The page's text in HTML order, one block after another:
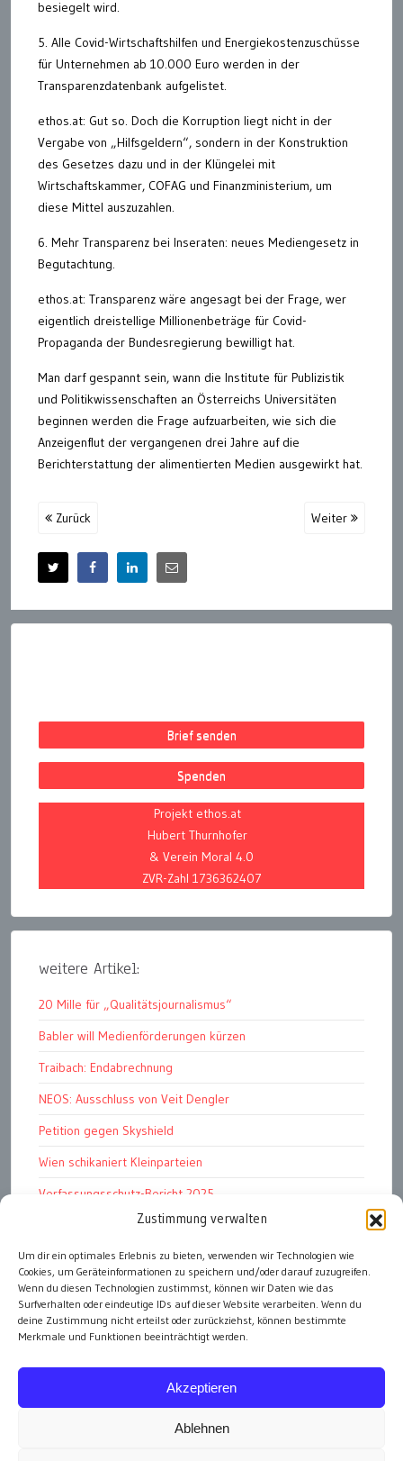
Zustimmung verwalten
Um dir ein optimales Erlebnis zu bieten, verwenden wir Technologien wie
Cookies, um Geräteinformationen zu speichern und/oder darauf zuzugreifen.
Wenn du diesen Technologien zustimmst, können wir Daten wie das
Surfverhalten oder eindeutige IDs auf dieser Website verarbeiten. Wenn du
deine Zustimmung nicht erteilst oder zurückziehst, können bestimmte
Merkmale und Funktionen beeinträchtigt werden.
Akzeptieren
Ablehnen
besiegelt wird.
5. Alle Covid-Wirtschaftshilfen und Energiekostenzuschüsse
für Unternehmen ab 10.000 Euro werden in der
Transparenzdatenbank aufgelistet.
ethos.at: Gut so. Doch die Korruption liegt nicht in der
Vergabe von „Hilfsgeldern“, sondern in der Konstruktion
des Gesetzes dazu und in der Klüngelei mit
Wirtschaftskammer, COFAG und Finanzministerium, um
diese Mittel auszuzahlen.
6. Mehr Transparenz bei Inseraten: neues Mediengesetz in
Begutachtung.
ethos.at: Transparenz wäre angesagt bei der Frage, wer
eigentlich dreistellige Millionenbeträge für Covid-
Propaganda der Bundesregierung bewilligt hat.
Man darf gespannt sein, wann die Institute für Publizistik
und Politikwissenschaften an Österreichs Universitäten
beginnen werden die Frage aufzuarbeiten, wie sich die
Anzeigenflut der vergangenen drei Jahre auf die
Berichterstattung der alimentierten Medien ausgewirkt hat.
Zurück Weiter
Brief senden
Spenden
Projekt ethos.at
Hubert Thurnhofer
& Verein Moral 4.0
ZVR-Zahl 1736362407
weitere Artikel:
20 Mille für „Qualitätsjournalismus“
Babler will Medienförderungen kürzen
Traibach: Endabrechnung
NEOS: Ausschluss von Veit Dengler
Petition gegen Skyshield
Wien schikaniert Kleinparteien
Verfassungsschutz-Bericht 2025
Ziel: endloser Krieg
110 statt 90 Mille Medienförderung
Strafen für „Integrations-Verweigerer“
alle Artikel